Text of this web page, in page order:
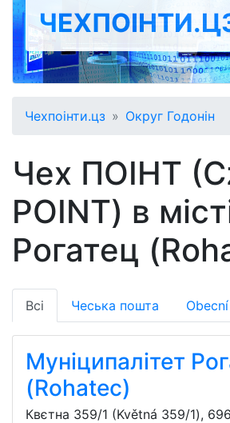
Чехпоінти.цз Округ Годонін
Чех ПОІНТ
POINT) в
Рогатец
Всі Чеська пошта
Муніципалітет
(Rohatec)
Квєтна 359/1 (Květná 359/1),